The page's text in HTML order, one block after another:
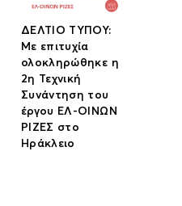
ΔΕΛΤΙΟ ΤΥΠΟΥ:
Με επιτυχία
ολοκληρώθηκε η
2η Τεχνική
Συνάντηση του
έργου ΕΛ-ΟΙΝΩΝ
ΡΙΖΕΣ στο
Ηράκλειο